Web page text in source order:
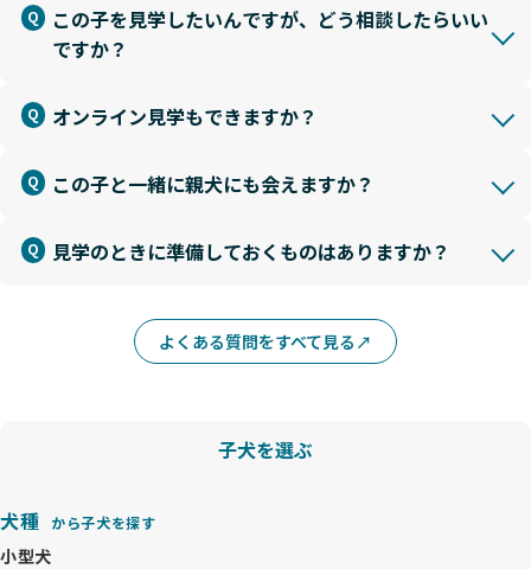
この子を見学したいんですが、どう相談したらいい
ですか？
オンライン見学もできますか？
この子と一緒に親犬にも会えますか？
見学のときに準備しておくものはありますか？
よくある質問をすべて見る
子犬を選ぶ
犬種 から子犬を探す
小型犬